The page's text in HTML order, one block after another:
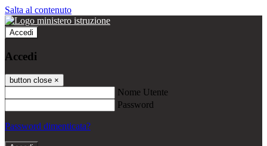
Salta al contenuto
Accedi
Accedi
button close ×
Nome Utente
Password
Password dimenticata?